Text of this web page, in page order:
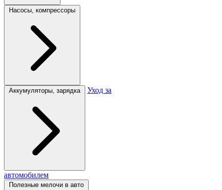
Насосы, компрессоры
Аккумуляторы, зарядка Уход за
автомобилем
Полезные мелочи в авто